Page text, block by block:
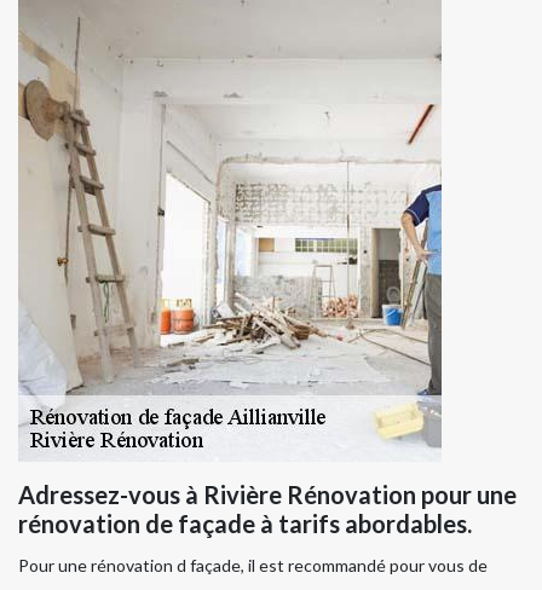
Adressez-vous à Rivière Rénovation pour une
rénovation de façade à tarifs abordables.
Pour une rénovation d façade, il est recommandé pour vous de